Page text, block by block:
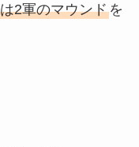
2軍のマウンドを